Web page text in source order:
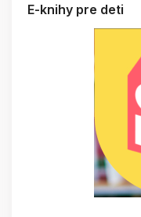
E-knihy pre deti